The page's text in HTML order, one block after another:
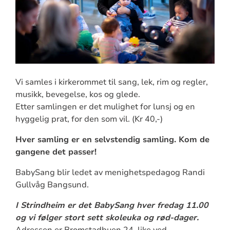
Vi samles i kirkerommet til sang, lek, rim og regler,
musikk, bevegelse, kos og glede.
Etter samlingen er det mulighet for lunsj og en
hyggelig prat, for den som vil. (Kr 40,-)
Hver samling er en selvstendig samling. Kom de
gangene det passer!
BabySang blir ledet av menighetspedagog Randi
Gullvåg Bangsund.
I Strindheim er det BabySang hver fredag 11.00
og vi følger stort sett skoleuka og rød-dager.